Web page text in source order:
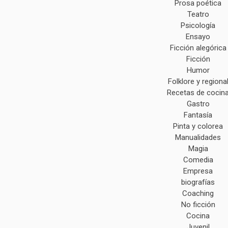
Prosa poética
Teatro
Psicología
Ensayo
Ficción alegórica
Ficción
Humor
Folklore y regional
Recetas de
Gastro
Fantasía
Pinta y colorea
Manualidades
Magia
Comedia
Empresa
biografías
Coaching
No ficción
Cocina